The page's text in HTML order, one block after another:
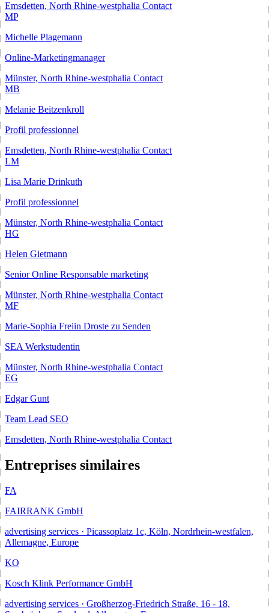
Emsdetten, North Rhine-westphalia Contact
MP
Michelle Plagemann
Online-Marketingmanager
Münster, North Rhine-westphalia Contact
MB
Melanie Beitzenkroll
Profil professionnel
Emsdetten, North Rhine-westphalia Contact
LM
Lisa Marie Drinkuth
Profil professionnel
Münster, North Rhine-westphalia Contact
HG
Helen Gietmann
Senior Online Responsable marketing
Münster, North Rhine-westphalia Contact
MF
Marie-Sophia Freiin Droste zu Senden
SEA Werkstudentin
Münster, North Rhine-westphalia Contact
EG
Edgar Gunt
Team Lead SEO
Emsdetten, North Rhine-westphalia Contact
Entreprises similaires
FA
FAIRRANK GmbH
advertising services · Picassoplatz 1c, Köln, Nordrhein-westfalen,
Allemagne, Europe
KO
Kosch Klink Performance GmbH
advertising services · Großherzog-Friedrich Straße, 16 - 18,